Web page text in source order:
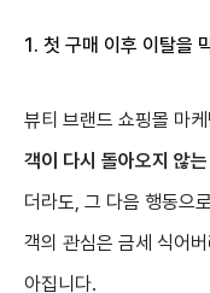
1. 첫 구매 이후 이탈을
뷰티 브랜드 쇼핑몰 마
객이 다시 돌아오지 않
더라도, 그 다음 행동으
객의 관심은 금세 식어
아집니다.